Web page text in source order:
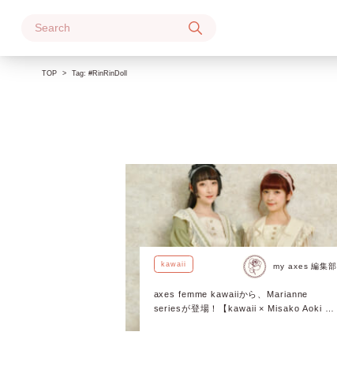
TOP Tag:#RinRinDoll
kawaii
axes femme kawaiiから、Marianne
seriesが登場！【kawaii × Misako Aoki &
my axes 編集部